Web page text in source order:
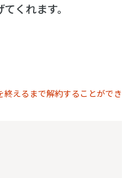
えるまで解約することができ
くれます。